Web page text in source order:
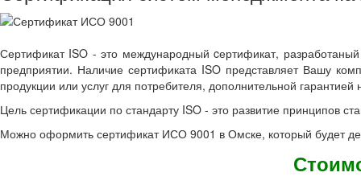
Сертификат ISO - это международный cертификат,
предприятии. Наличие сертификата ISO представляет Вашу
продукции или услуг для потребителя, дополнительной
Цель сертификации по стандарту ISO - это развитие принципов
Можно оформить сертификат ИСО 9001 в Омске, который будет